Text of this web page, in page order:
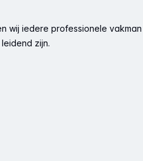
wij iedere professionele
zijn.